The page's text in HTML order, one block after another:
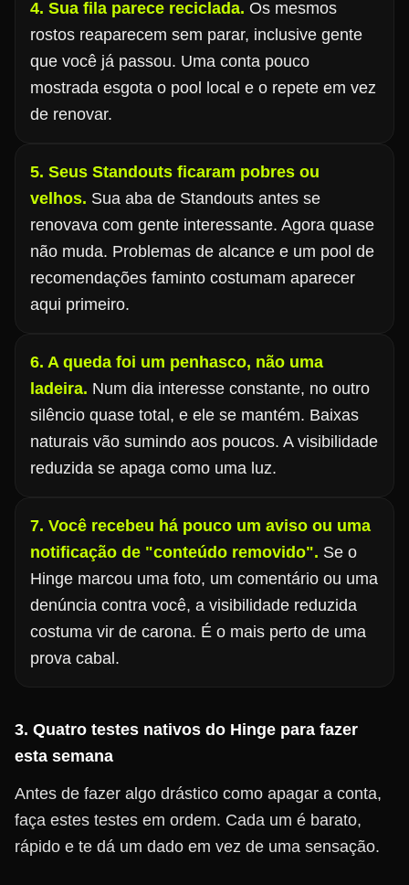
4. Sua fila parece reciclada. Os mesmos
rostos reaparecem sem parar, inclusive gente
que você já passou. Uma conta pouco
mostrada esgota o pool local e o repete em vez
de renovar.
5. Seus Standouts ficaram pobres ou
velhos. Sua aba de Standouts antes se
renovava com gente interessante. Agora quase
não muda. Problemas de alcance e um pool de
recomendações faminto costumam aparecer
aqui primeiro.
6. A queda foi um penhasco, não uma
ladeira. Num dia interesse constante, no outro
silêncio quase total, e ele se mantém. Baixas
naturais vão sumindo aos poucos. A visibilidade
reduzida se apaga como uma luz.
7. Você recebeu há pouco um aviso ou uma
notificação de "conteúdo removido". Se o
Hinge marcou uma foto, um comentário ou uma
denúncia contra você, a visibilidade reduzida
costuma vir de carona. É o mais perto de uma
prova cabal.
3. Quatro testes nativos do Hinge para fazer
esta semana
Antes de fazer algo drástico como apagar a conta,
faça estes testes em ordem. Cada um é barato,
rápido e te dá um dado em vez de uma sensação.